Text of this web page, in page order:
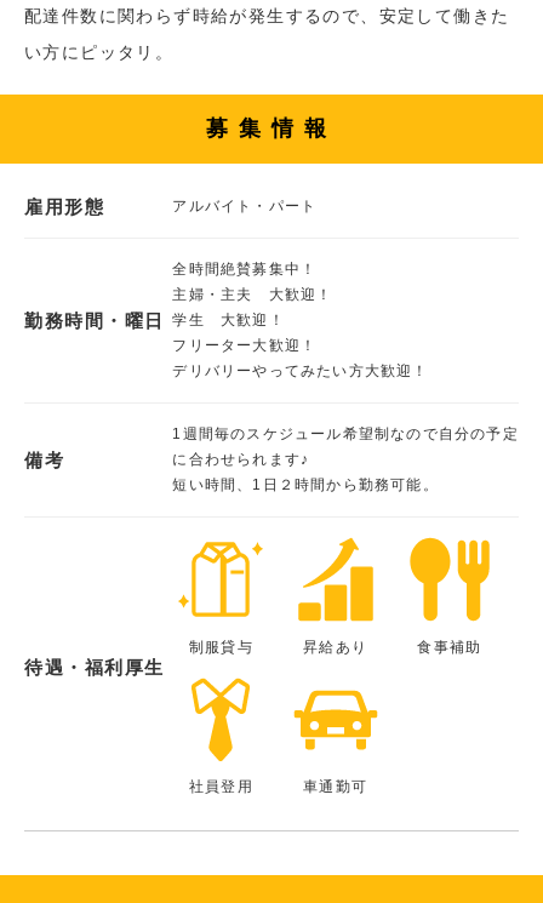
配達件数に関わらず時給が発生するので、安定して働きた
い方にピッタリ。
募集情報
雇用形態 アルバイト・パート
勤務時間・曜日
全時間絶賛募集中！
主婦・主夫 大歓迎！
学生 大歓迎！
フリーター大歓迎！
デリバリーやってみたい方大歓迎！
備考
1週間毎のスケジュール希望制なので自分の予定
に合わせられます♪
短い時間、1日２時間から勤務可能。
待遇・福利厚生
制服貸与 昇給あり 食事補助
社員登用 車通勤可